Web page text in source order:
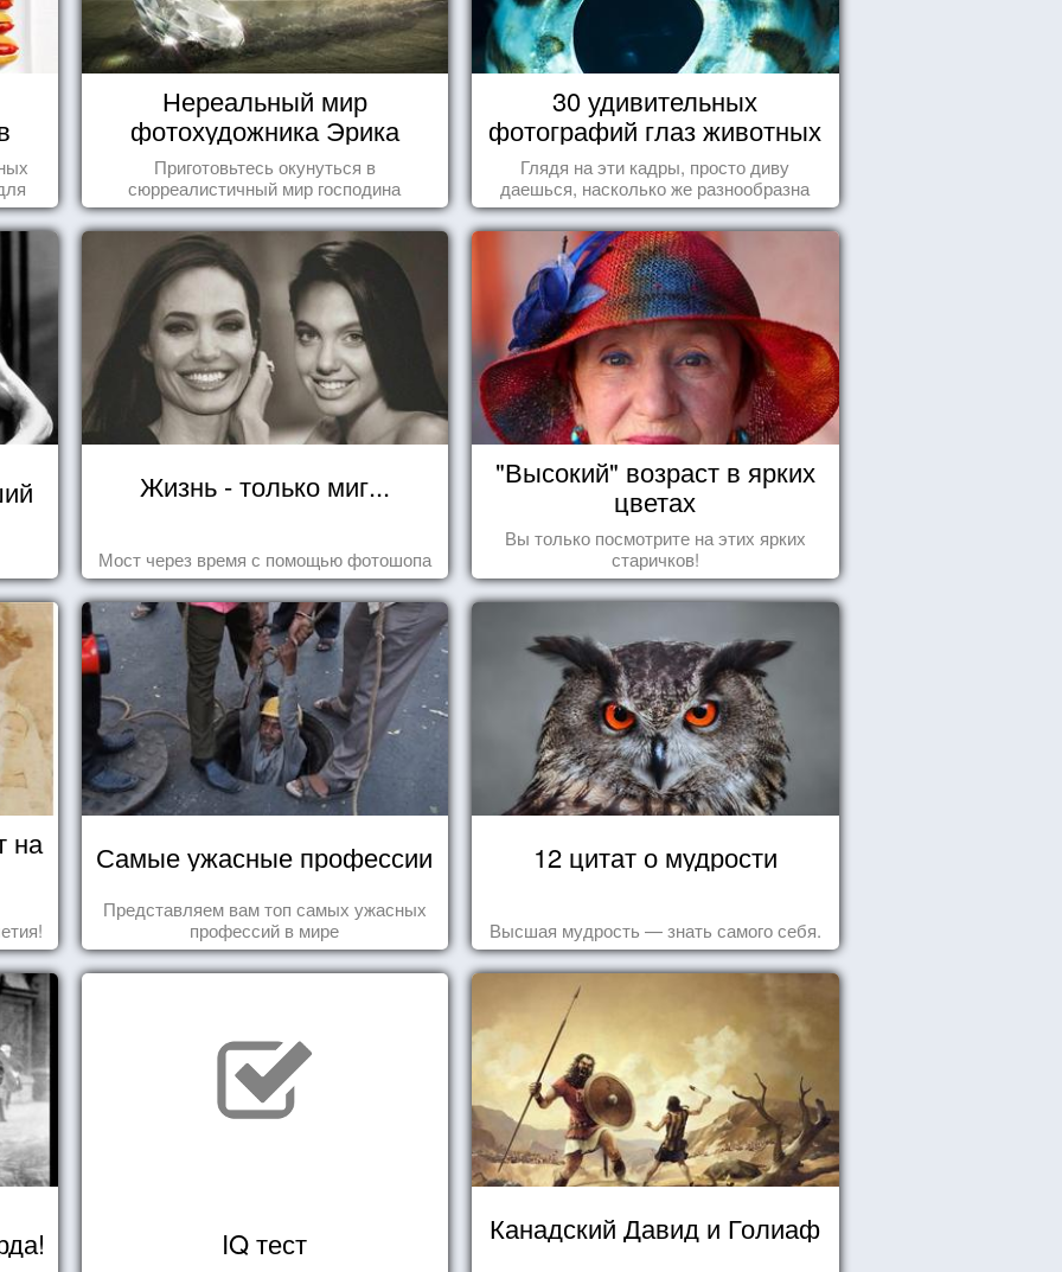
Нереальный мир
фотохудожника Эрика
Йоханссона
Приготовьтесь окунуться в
сюрреалистичный мир господина
Йоханссона
30 удивительных
фотографий глаз животных
Глядя на эти кадры, просто диву
даешься, насколько же разнообразна
природа нашего мира!
Жизнь - только миг...
Мост через время с помощью фотошопа
"Высокий" возраст в ярких
цветах
Вы только посмотрите на этих ярких
старичков!
на
Самые ужасные профессии
Представляем вам топ самых ужасных
профессий в мире
12 цитат о мудрости
Высшая мудрость — знать самого себя.
IQ тест Канадский Давид и Голиаф